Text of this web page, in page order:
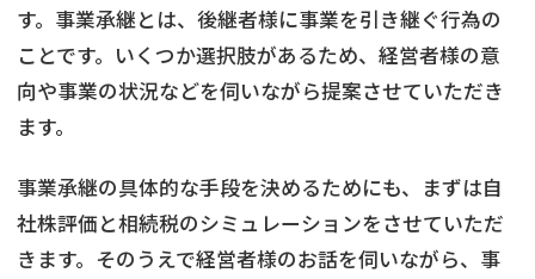
す。事業承継とは、後継者様に事業を引き継ぐ行為の
ことです。いくつか選択肢があるため、経営者様の意
向や事業の状況などを伺いながら提案させていただき
ます。
事業承継の具体的な手段を決めるためにも、まずは自
社株評価と相続税のシミュレーションをさせていただ
きます。そのうえで経営者様のお話を伺いながら、事